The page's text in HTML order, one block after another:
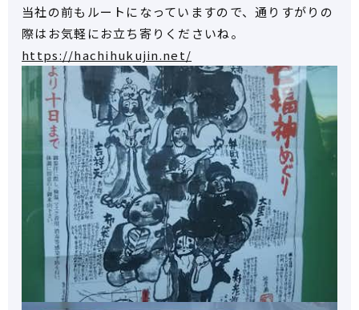
当社の前もルートになっていますので、通りすがりの
際はお気軽にお立ち寄りくださいね。
https://hachihukujin.net/